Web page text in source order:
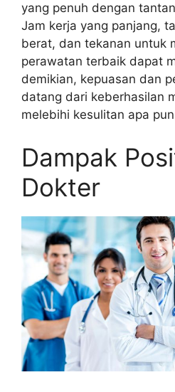
yang penuh dengan
Jam kerja yang panjang,
berat, dan tekanan untuk
perawatan terbaik dapat
demikian, kepuasan dan
datang dari keberhasilan
melebihi kesulitan apa
Dampak
Dokter